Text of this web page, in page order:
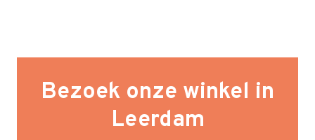
Bezoek onze winkel in
Leerdam